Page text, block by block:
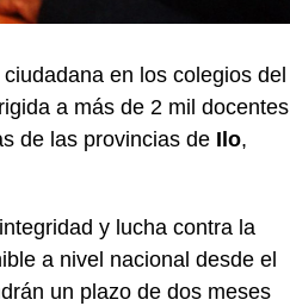
en los colegios del
a más de 2 mil docentes
de las provincias de Ilo,
y lucha contra la
a nivel nacional desde el
un plazo de dos meses